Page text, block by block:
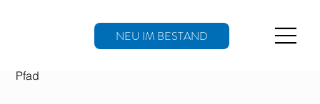
NEU IM BESTAND
Pfad